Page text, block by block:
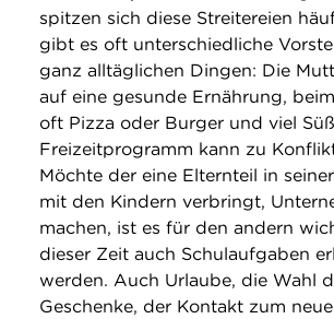
spitzen sich diese Streitereien
gibt es oft unterschiedliche
ganz alltäglichen Dingen: Die
auf eine gesunde Ernährung,
oft Pizza oder Burger und viel
Freizeitprogramm kann zu
Möchte der eine Elternteil in
mit den Kindern verbringt,
machen, ist es für den andern
dieser Zeit auch Schulaufgaben
werden. Auch Urlaube, die Wahl
Geschenke, der Kontakt zum